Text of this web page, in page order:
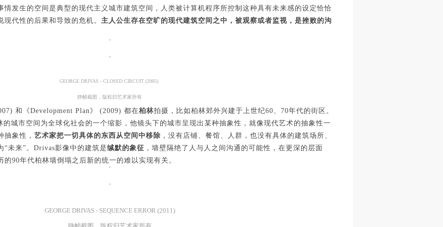
情发生的空间是典型的现代主义城市建筑空间，人类被计算机程序所控制这种具有未来感的设定恰恰
代性的后果和导致的危机。 主人公生存在空旷的现代建筑空间之中，被观察或者监视，是挫败的沟
GEORGE DRIVAS - CLOSED CIRCUIT (2005)
静帧截图，版权归艺术家所有
和《Development Plan》 (2009) 都在柏林拍摄，比如柏林郊外兴建于上世纪60、70年代的街区。
城市空间为全球化社会的一个缩影，他镜头下的城市呈现出某种抽象性，就像现代艺术的抽象性一
象性， 艺术家把一切具体的东西从空间中移除 ，没有店铺、餐馆、人群，也没有具体的建筑场所、
“未来”。Drivas影像中的建筑是缄默的象征 ，墙壁隔绝了人与人之间沟通的可能性，在更深的层面
的90年代柏林墙倒塌之后新的统一的难以实现有关。
GEORGE DRIVAS - SEQUENCE ERROR (2011)
六条
与活动者在参与活动时应当在美术馆工作人员及活动导师、教师指导下进
。参与活动者应当承当相应的全部责任，并主动赔偿相应的经济损失。活
中任何非事故当事人及美术馆将不承担人身事故的任何责任。
央美术学院美术馆肖像权许可使用协议
据《中华人民共和国广告法》、《中华人民共和国民法通则》以及 最高人
法院关于贯彻执行 《中华人民共和国民法通则》若干问题的意见（试行）>
有关规定，为明确肖像许可方（甲方）和使用方（乙方）的权利义务关
，经双方友好协商，甲乙双方就带有甲方肖像的作品的使用达成如下一致
1）、甲方为本协议中的肖像权人，自愿将自己的肖像权许可乙方作符合本
六条
与活动者在参与活动时应当在美术馆工作人员及活动导师、教师指导下进
。参与活动者应当承当相应的全部责任，并主动赔偿相应的经济损失。活
中任何非事故当事人及美术馆将不承担人身事故的任何责任。
央美术学院美术馆肖像权许可使用协议
据《中华人民共和国广告法》、《中华人民共和国民法通则》以及 最高人
法院关于贯彻执行 《中华人民共和国民法通则》若干问题的意见（试行）>
有关规定，为明确肖像许可方（甲方）和使用方（乙方）的权利义务关
，经双方友好协商，甲乙双方就带有甲方肖像的作品的使用达成如下一致
1）、甲方为本协议中的肖像权人，自愿将自己的肖像权许可乙方作符合本
六条
与活动者在参与活动时应当在美术馆工作人员及活动导师、教师指导下进
。参与活动者应当承当相应的全部责任，并主动赔偿相应的经济损失。活
中任何非事故当事人及美术馆将不承担人身事故的任何责任。
央美术学院美术馆肖像权许可使用协议
据《中华人民共和国广告法》、《中华人民共和国民法通则》以及 最高人
法院关于贯彻执行 《中华人民共和国民法通则》若干问题的意见（试行）>
有关规定，为明确肖像许可方（甲方）和使用方（乙方）的权利义务关
，经双方友好协商，甲乙双方就带有甲方肖像的作品的使用达成如下一致
1）、甲方为本协议中的肖像权人，自愿将自己的肖像权许可乙方作符合本